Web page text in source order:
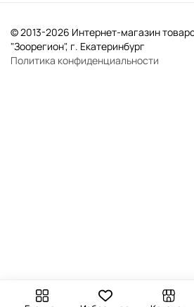
© 2013-2026 Интернет-магазин
"Зоорегион", г. Екатеринбург
Политика конфиденциальности